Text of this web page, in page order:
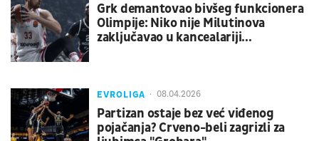
Grk demantovao bivšeg funkcionera
Olimpije: Niko nije Milutinova
zaključavao u kancealariji...
EVROLIGA 08.04.2026
Partizan ostaje bez već viđenog
pojačanja? Crveno-beli zagrizli za